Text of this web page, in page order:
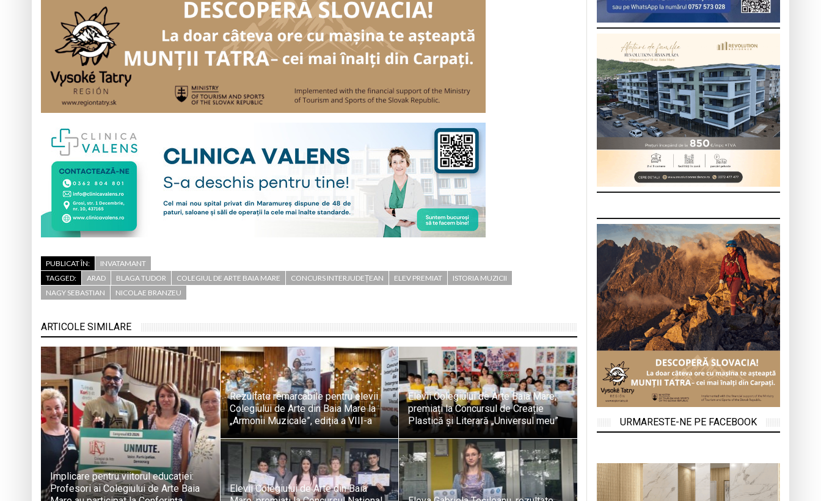
PUBLICAT ÎN:
INVATAMANT
TAGGED:
ARAD BLAGA TUDOR COLEGIUL DE ARTE BAIA MARE CONCURS INTERJUDEȚEAN ELEV PREMIAT
ISTORIA MUZICII
NAGY SEBASTIAN
NICOLAE BRANZEU
ARTICOLE SIMILARE
Implicare pentru viitorul educației:
Profesori ai Colegiului de Arte Baia
Rezultate remarcabile pentru elevii
Colegiului de Arte din Baia Mare la
„Armonii Muzicale”, ediția a VIII-a
Elevii Colegiului de Arte Baia Mare,
premiați la Concursul de Creație
Plastică și Literară „Universul meu”
Elevii Colegiului de Arte din Baia
URMARESTE-NE PE FACEBOOK